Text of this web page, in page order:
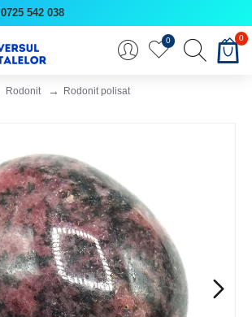
0725 542 038
0 0
Rodonit Rodonit polisat